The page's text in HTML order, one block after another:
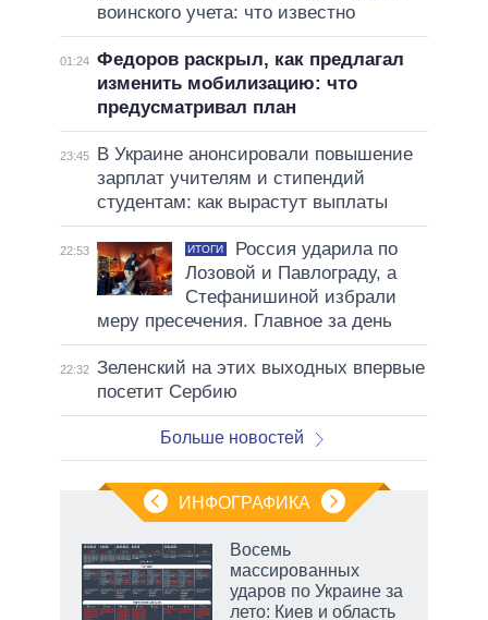
воинского учета: что известно
01:24 Федоров раскрыл, как предлагал
изменить мобилизацию: что
предусматривал план
23:45
В Украине анонсировали повышение
зарплат учителям и стипендий
студентам: как вырастут выплаты
22:53 ИТОГИ
Россия ударила по
Лозовой и Павлограду, а
Стефанишиной избрали
меру пресечения. Главное за день
22:32 Зеленский на этих выходных впервые
посетит Сербию
Больше новостей
ИНФОГРАФИКА
Восемь
массированных
ударов по Украине за
лето: Киев и область